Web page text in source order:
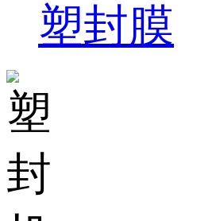
塑封膜